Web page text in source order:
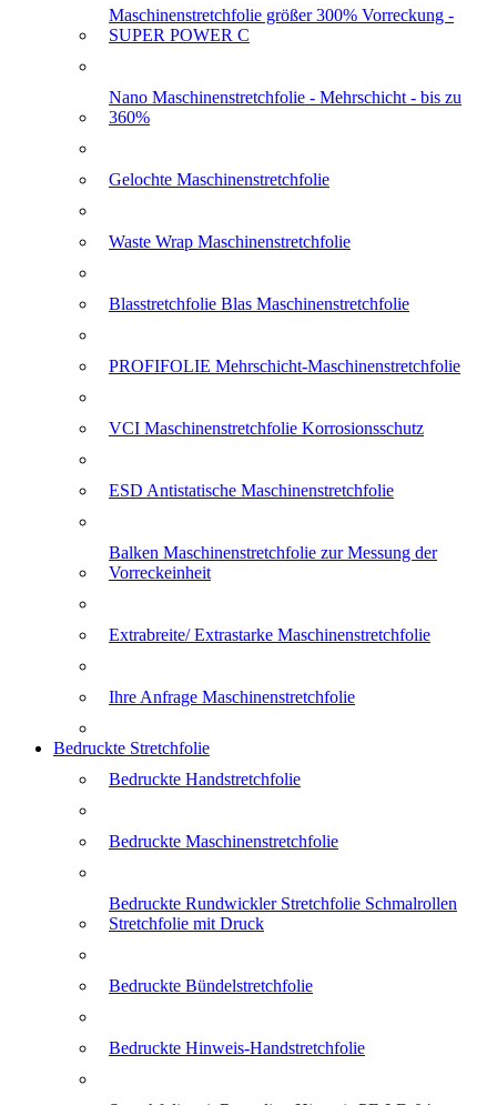
Maschinenstretchfolie größer 300% Vorreckung -
SUPER POWER C
Nano Maschinenstretchfolie - Mehrschicht - bis zu
360%
Gelochte Maschinenstretchfolie
Waste Wrap Maschinenstretchfolie
Blasstretchfolie Blas Maschinenstretchfolie
PROFIFOLIE Mehrschicht-Maschinenstretchfolie
VCI Maschinenstretchfolie Korrosionsschutz
ESD Antistatische Maschinenstretchfolie
Balken Maschinenstretchfolie zur Messung der
Vorreckeinheit
Extrabreite/ Extrastarke Maschinenstretchfolie
Ihre Anfrage Maschinenstretchfolie
Bedruckte Stretchfolie
Bedruckte Handstretchfolie
Bedruckte Maschinenstretchfolie
Bedruckte Rundwickler Stretchfolie Schmalrollen
Stretchfolie mit Druck
Bedruckte Bündelstretchfolie
Bedruckte Hinweis-Handstretchfolie